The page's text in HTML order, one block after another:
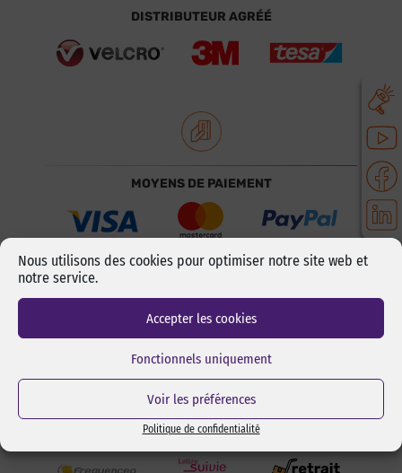
Nous utilisons des cookies pour optimiser notre site web et
notre service.
Accepter les cookies
Fonctionnels uniquement
Voir les préférences
Politique de confidentialité
DISTRIBUTEUR AGRÉÉ
MOYENS DE PAIEMENT